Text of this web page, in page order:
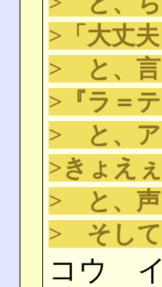
>「大丈
> と、言
>『ラ＝
> と、ア
>きょえ
> と、声
> そして
コウ イ